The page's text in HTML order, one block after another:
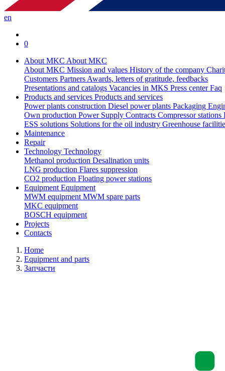
en
0
About MKC About MKC
About MKC Mission and values History of the company
Customers PartnersAwards, letters of gratitude, feedbacks
Presentations and catalogs Vacancies in MKS Press centerFaq
Products and services Products and services
Power plants construction Diesel power plants Packaging
Own production Power Supply Contracts Compressor stations
ESS solutions Solutions for the oil industry Greenhouse
Maintenance
Repair
Technology Technology
Methanol production Desalination units
LNG production Flares suppression
СО2 production Floating power stations
EquipmentEquipment
MWM equipmentMWM spare parts
MKC equipment
BOSCH equipment
Projects
Contacts
Home
Equipment and parts
Запчасти